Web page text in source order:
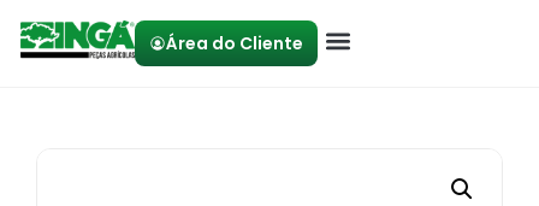
Área do Cliente